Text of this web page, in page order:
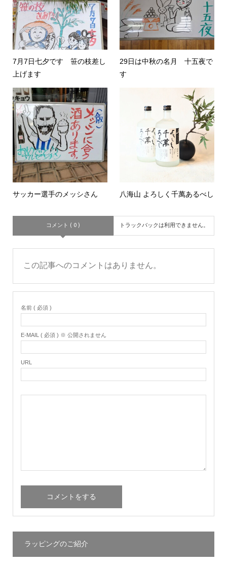
7月7日七夕です 笹の枝差し
上げます
29日は中秋の名月 十五夜で
す
サッカー選手のメッシさん 八海山 よろしく千萬あるべし
コメント ( 0 ) トラックバックは利用できません。
この記事へのコメントはありません。
名前 ( 必須 )
E-MAIL ( 必須 ) ※ 公開されません
URL
ラッピングのご紹介